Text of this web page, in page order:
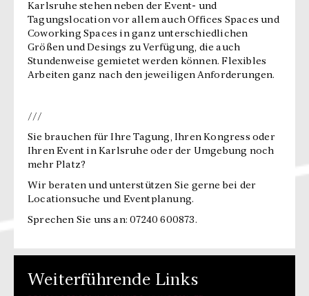
Karlsruhe stehen neben der Event- und
Tagungslocation vor allem auch Offices Spaces und
Coworking Spaces in ganz unterschiedlichen
Größen und Desings zu Verfügung, die auch
Stundenweise gemietet werden können. Flexibles
Arbeiten ganz nach den jeweiligen Anforderungen.
///
Sie brauchen für Ihre Tagung, Ihren Kongress oder
Ihren Event in Karlsruhe oder der Umgebung noch
mehr Platz?
Wir beraten und unterstützen Sie gerne bei der
Locationsuche und Eventplanung.
Sprechen Sie uns an: 07240 600873.
Weiterführende Links